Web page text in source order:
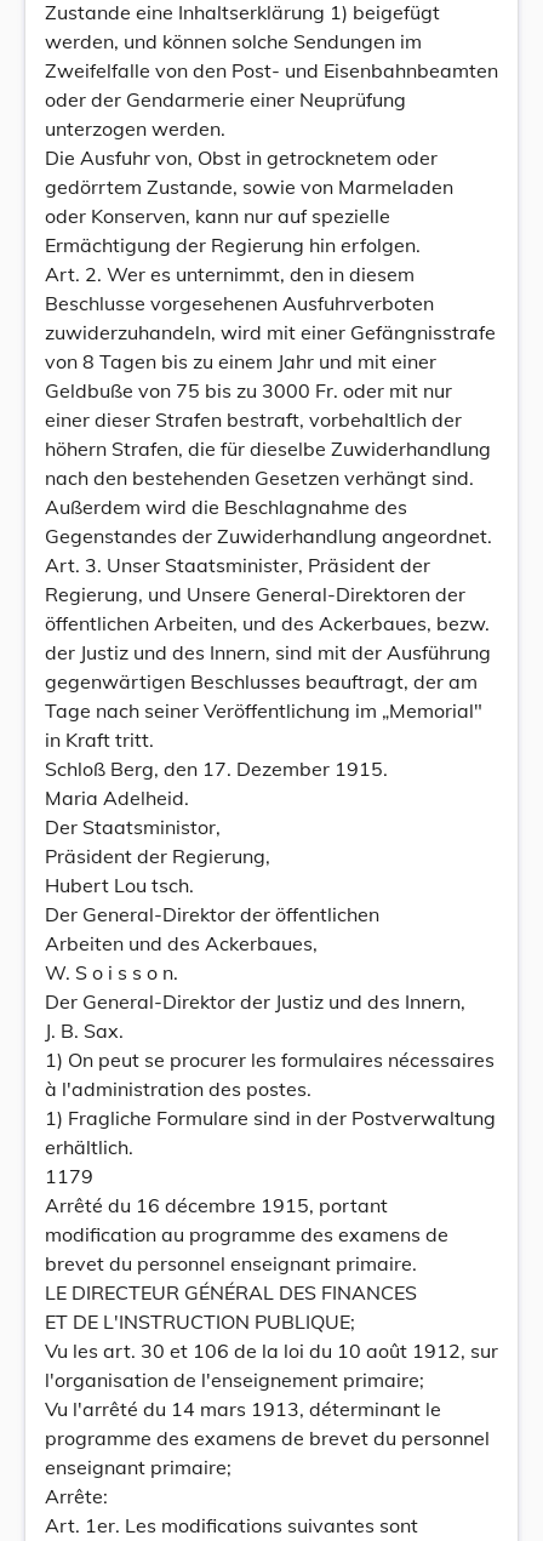
Zustande eine Inhaltserklärung 1) beigefügt
werden, und können solche Sendungen im
Zweifelfalle von den Post- und Eisenbahnbeamten
oder der Gendarmerie einer Neuprüfung
unterzogen werden.
Die Ausfuhr von, Obst in getrocknetem oder
gedörrtem Zustande, sowie von Marmeladen
oder Konserven, kann nur auf spezielle
Ermächtigung der Regierung hin erfolgen.
Art. 2. Wer es unternimmt, den in diesem
Beschlusse vorgesehenen Ausfuhrverboten
zuwiderzuhandeln, wird mit einer Gefängnisstrafe
von 8 Tagen bis zu einem Jahr und mit einer
Geldbuße von 75 bis zu 3000 Fr. oder mit nur
einer dieser Strafen bestraft, vorbehaltlich der
höhern Strafen, die für dieselbe Zuwiderhandlung
nach den bestehenden Gesetzen verhängt sind.
Außerdem wird die Beschlagnahme des
Gegenstandes der Zuwiderhandlung angeordnet.
Art. 3. Unser Staatsminister, Präsident der
Regierung, und Unsere General-Direktoren der
öffentlichen Arbeiten, und des Ackerbaues, bezw.
der Justiz und des Innern, sind mit der Ausführung
gegenwärtigen Beschlusses beauftragt, der am
Tage nach seiner Veröffentlichung im „Memorial"
in Kraft tritt.
Schloß Berg, den 17. Dezember 1915.
Maria Adelheid.
Der Staatsministor,
Präsident der Regierung,
Hubert Lou tsch.
Der General-Direktor der öffentlichen
Arbeiten und des Ackerbaues,
W. S o i s s o n.
Der General-Direktor der Justiz und des Innern,
J. B. Sax.
1) On peut se procurer les formulaires nécessaires
à l'administration des postes.
1) Fragliche Formulare sind in der Postverwaltung
erhältlich.
1179
Arrêté du 16 décembre 1915, portant
modification au programme des examens de
brevet du personnel enseignant primaire.
LE DIRECTEUR GÉNÉRAL DES FINANCES
ET DE L'INSTRUCTION PUBLIQUE;
Vu les art. 30 et 106 de la loi du 10 août 1912, sur
l'organisation de l'enseignement primaire;
Vu l'arrêté du 14 mars 1913, déterminant le
programme des examens de brevet du personnel
enseignant primaire;
Arrête:
Art. 1er. Les modifications suivantes sont